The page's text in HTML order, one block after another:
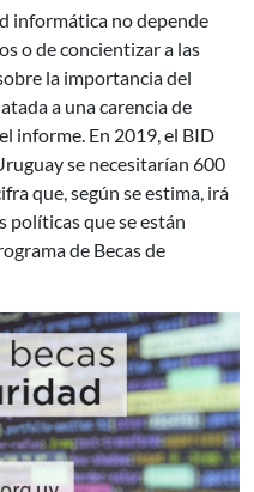
informática no depende
o de concientizar a las
la importancia del
a una carencia de
informe. En 2019, el BID
se necesitarían 600
que, según se estima, irá
políticas que se están
de Becas de